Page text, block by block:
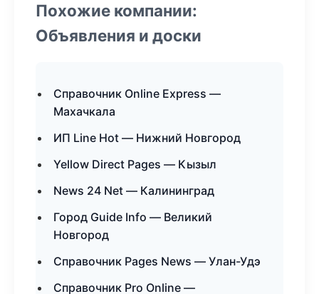
Похожие компании:
Объявления и доски
Справочник Online Express —
Махачкала
ИП Line Hot — Нижний Новгород
Yellow Direct Pages — Кызыл
News 24 Net — Калининград
Город Guide Info — Великий
Новгород
Справочник Pages News — Улан-Удэ
Справочник Pro Online —